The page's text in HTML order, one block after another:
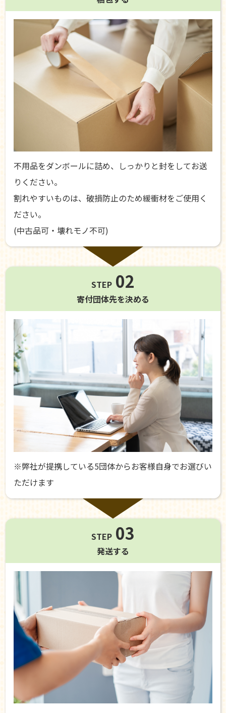
不用品をダンボールに詰め、しっかりと封をしてお送
りください。
割れやすいものは、破損防止のため緩衝材をご使用く
ださい。
(中古品可・壊れモノ不可)
STEP 02
寄付団体先を決める
※弊社が提携している5団体からお客様自身でお選びい
ただけます
STEP 03
発送する